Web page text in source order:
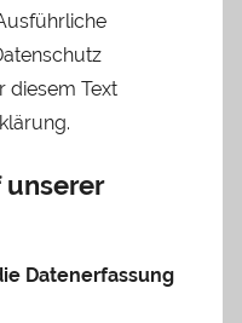
diesem Text
Datenerfassung